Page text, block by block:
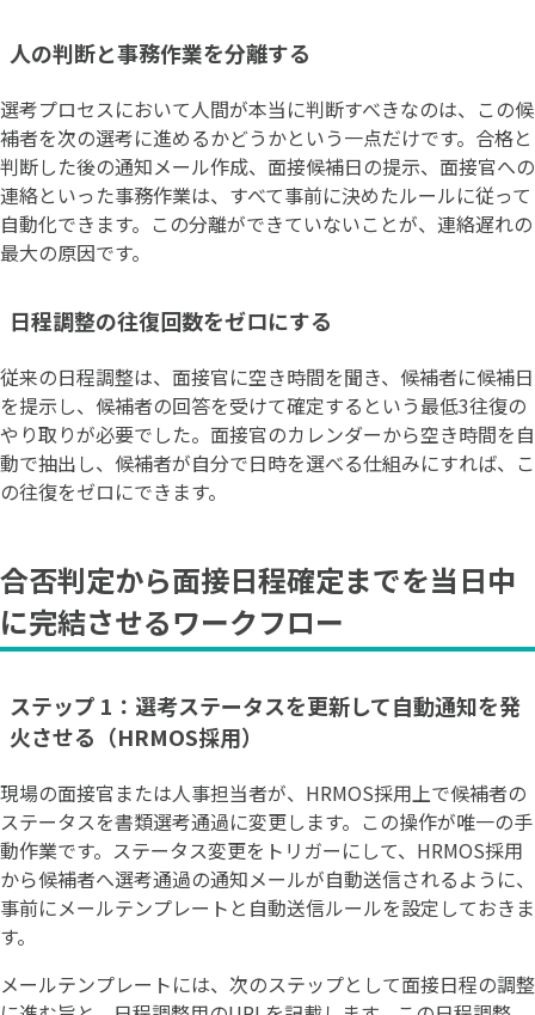
人の判断と事務作業を分離する
選考プロセスにおいて人間が本当に判断すべきなのは、この候
補者を次の選考に進めるかどうかという一点だけです。合格と
判断した後の通知メール作成、面接候補日の提示、面接官への
連絡といった事務作業は、すべて事前に決めたルールに従って
自動化できます。この分離ができていないことが、連絡遅れの
最大の原因です。
日程調整の往復回数をゼロにする
従来の日程調整は、面接官に空き時間を聞き、候補者に候補日
を提示し、候補者の回答を受けて確定するという最低3往復の
やり取りが必要でした。面接官のカレンダーから空き時間を自
動で抽出し、候補者が自分で日時を選べる仕組みにすれば、こ
の往復をゼロにできます。
合否判定から面接日程確定までを当日中
に完結させるワークフロー
ステップ 1：選考ステータスを更新して自動通知を発
火させる（HRMOS採用）
現場の面接官または人事担当者が、HRMOS採用上で候補者の
ステータスを書類選考通過に変更します。この操作が唯一の手
動作業です。ステータス変更をトリガーにして、HRMOS採用
から候補者へ選考通過の通知メールが自動送信されるように、
事前にメールテンプレートと自動送信ルールを設定しておきま
す。
メールテンプレートには、次のステップとして面接日程の調整